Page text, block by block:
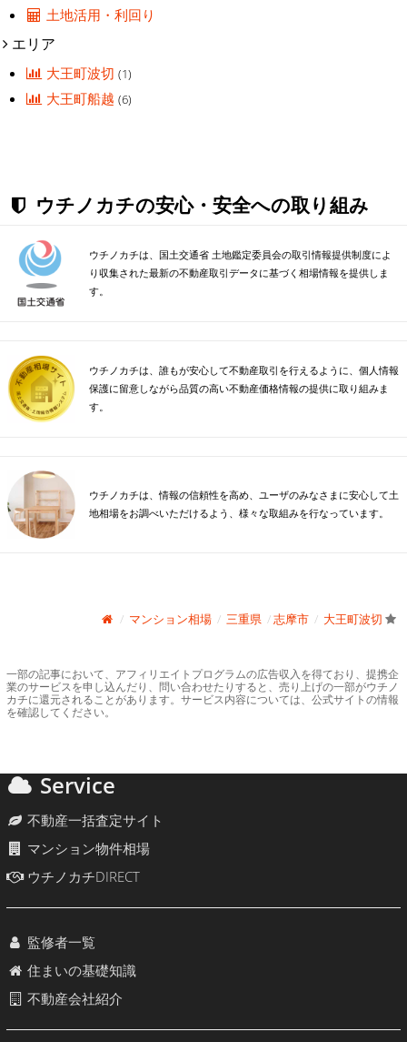
土地活用・利回り
エリア
大王町波切(1)
大王町船越(6)
ウチノカチの安心・安全への取り組み
ウチノカチは、国土交通省 土地鑑定委員会の取引情報提供制度によ
り収集された最新の不動産取引データに基づく相場情報を提供しま
す。
ウチノカチは、誰もが安心して不動産取引を行えるように、個人情報
保護に留意しながら品質の高い不動産価格情報の提供に取り組みま
す。
ウチノカチは、情報の信頼性を高め、ユーザのみなさまに安心して土
地相場をお調べいただけるよう、様々な取組みを行なっています。
マンション相場 三重県 志摩市 大王町波切
一部の記事において、アフィリエイトプログラムの広告収入を得ており、提携企
業のサービスを申し込んだり、問い合わせたりすると、売り上げの一部がウチノ
カチに還元されることがあります。サービス内容については、公式サイトの情報
を確認してください。
Service
不動産一括査定サイト
マンション物件相場
ウチノカチDIRECT
監修者一覧
住まいの基礎知識
不動産会社紹介